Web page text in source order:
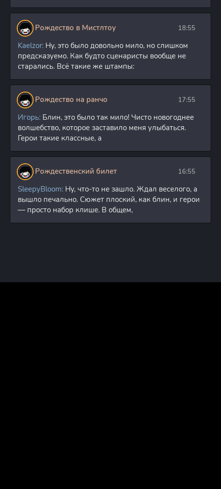
Рождество в Мистлтоу 18:55
Kaelzor: Ну, это было довольно мило, но слишком
предсказуемо. Как будто сценаристы вообще не
старались. Всё такие же штампы:
Рождество на ранчо 17:55
Игорь: Блин, это было так мило! Чисто новогоднее
волшебство, которое заставило меня улыбаться.
Герои такие классные, а
Рождественский билет 16:55
SleepyBloom: Ну, что-то не зашло. Ждал веселого, а
вышло печально. Сюжет плоский, как блин, и герои
— просто набор клише. В общем,